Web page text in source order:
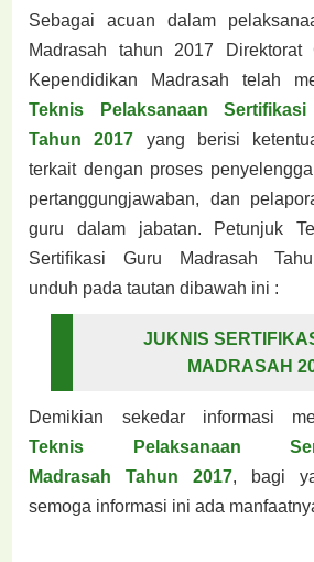
Sebagai acuan dalam
Madrasah tahun 2017
Kependidikan Madrasah telah
Teknis Pelaksanaan
Tahun 2017 yang berisi
terkait dengan proses
pertanggungjawaban, dan
guru dalam jabatan. Petunjuk
Sertifikasi Guru Madrasah
unduh pada tautan dibawah ini :
JUKNIS
MADRASAH
Demikian sekedar informasi
Teknis Pelaksanaan
MadrasahTahun 2017, bagi
semoga informasi ini ada